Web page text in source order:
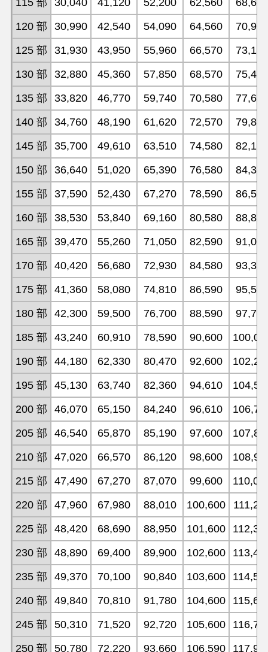
115 部
30,040 41,120 52,200 62,560
68,690
120 部
30,990 42,540 54,090 64,560
70,930
125 部
31,930 43,950 55,960 66,570
73,170
130 部
32,880 45,360 57,850 68,570
75,400
135 部
33,820 46,770 59,740 70,580
77,650
140 部
34,760 48,190 61,620 72,570
79,870
145 部
35,700 49,610 63,510 74,580
82,110
150 部
36,640 51,020 65,390 76,580
84,350
155 部
37,590 52,430 67,270 78,590
86,590
160 部
38,530 53,840 69,160 80,580
88,830
165 部
39,470 55,260 71,050 82,590
91,070
170 部
40,420 56,680 72,930 84,580
93,300
175 部
41,360 58,080 74,810 86,590
95,550
180 部
42,300 59,500 76,700 88,590
97,780
185 部
43,240 60,910 78,590 90,600
190 部
44,180 62,330 80,470 92,600
195 部
45,130 63,740 82,360 94,610
200 部
46,070 65,150 84,240 96,610
205 部
46,540 65,870 85,190 97,600
210 部
47,020 66,570 86,120 98,600
215 部
47,490 67,270 87,070 99,600
220 部
47,960 67,980 88,010 100,600
225 部
48,420 68,690 88,950 101,600
230 部
48,890 69,400 89,900 102,600
235 部
49,370 70,100 90,840 103,600
240 部
49,840 70,810 91,780 104,600
245 部
50,310 71,520 92,720 105,600
250 部
50,780 72,220 93,660 106,590